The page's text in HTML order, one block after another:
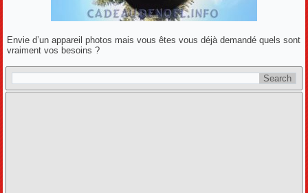
Envie d’un appareil photos mais vous êtes vous déjà demandé quels sont
vraiment vos besoins ?